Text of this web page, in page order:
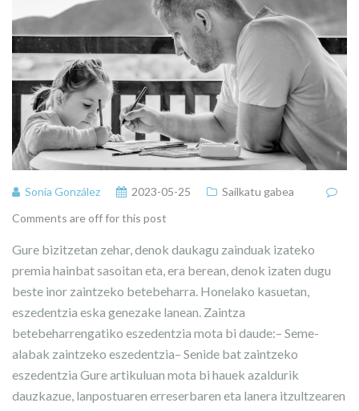
Sonia González 2023-05-25
Sailkatu gabea
Comments are off for this post
Gure bizitzetan zehar, denok daukagu zainduak izateko
premia hainbat sasoitan eta, era berean, denok izaten dugu
beste inor zaintzeko betebeharra. Honelako kasuetan,
eszedentzia eska genezake lanean. Zaintza
betebeharrengatiko eszedentzia mota bi daude:– Seme-
alabak zaintzeko eszedentzia– Senide bat zaintzeko
eszedentzia Gure artikuluan mota bi hauek azaldurik
dauzkazue, lanpostuaren erreserbaren eta lanera itzultzearen